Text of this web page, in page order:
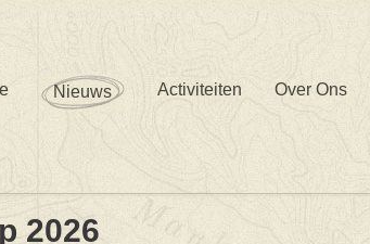
Nieuws Activiteiten Over Ons
2026